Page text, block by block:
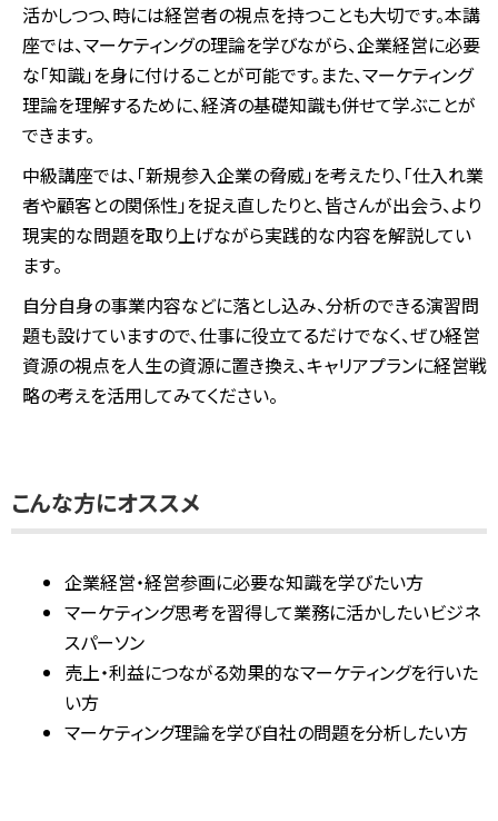
活かしつつ、時には経営者の視点を持つことも大切です。本講
座では、マーケティングの理論を学びながら、企業経営に必要
な「知識」を身に付けることが可能です。また、マーケティング
理論を理解するために、経済の基礎知識も併せて学ぶことが
できます。
中級講座では、「新規参入企業の脅威」を考えたり、「仕入れ業
者や顧客との関係性」を捉え直したりと、皆さんが出会う、より
現実的な問題を取り上げながら実践的な内容を解説してい
ます。
自分自身の事業内容などに落とし込み、分析のできる演習問
題も設けていますので、仕事に役立てるだけでなく、ぜひ経営
資源の視点を人生の資源に置き換え、キャリアプランに経営戦
略の考えを活用してみてください。
こんな方にオススメ
企業経営・経営参画に必要な知識を学びたい方
マーケティング思考を習得して業務に活かしたいビジネ
スパーソン
売上・利益につながる効果的なマーケティングを行いた
い方
マーケティング理論を学び自社の問題を分析したい方